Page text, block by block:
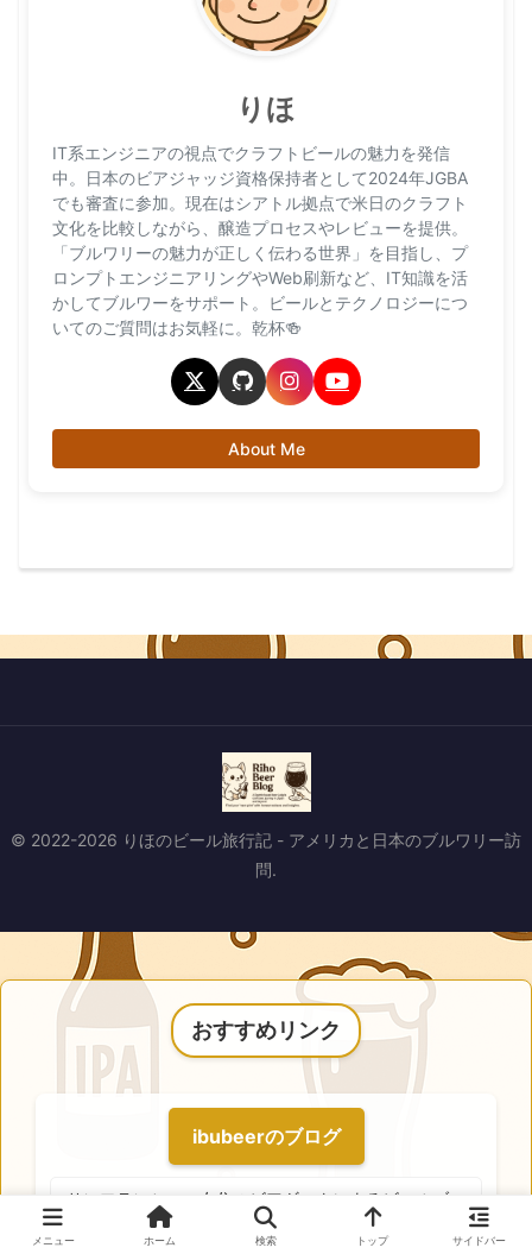
りほ
IT系エンジニアの視点でクラフトビールの魅力を発信
中。日本のビアジャッジ資格保持者として2024年JGBA
でも審査に参加。現在はシアトル拠点で米日のクラフト
文化を比較しながら、醸造プロセスやレビューを提供。
「ブルワリーの魅力が正しく伝わる世界」を目指し、プ
ロンプトエンジニアリングやWeb刷新など、IT知識を活
かしてブルワーをサポート。ビールとテクノロジーにつ
いてのご質問はお気軽に。乾杯🍻
About Me
© 2022-2026 りほのビール旅行記 - アメリカと日本のブルワリー訪
問.
メニュー ホーム 検索 トップ サイドバー
おすすめリンク
ibubeerのブログ
サンフランシスコ在住のビアギークによるビールブロ
グはこちら！